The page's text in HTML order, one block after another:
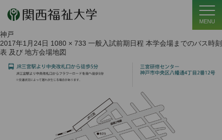
MENU
神戸
2017年1月24日 1080 × 733 一般入試前期日程 本学会場までのバス時刻
表 及び 地方会場地図